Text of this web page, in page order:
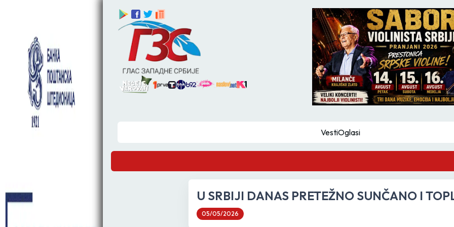
VestiOglasi
U SRBIJI DANAS PRETEŽNO SUNČANO I
05/05/2026